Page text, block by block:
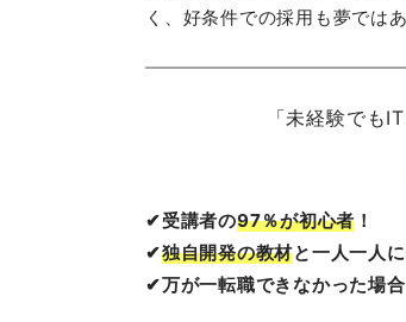
く、好条件での採用も夢では
「未経験でも
✔︎受講者の97％が初心者 ！
✔︎独自開発の教材と一人一人
✔︎万が一転職できなかった場合